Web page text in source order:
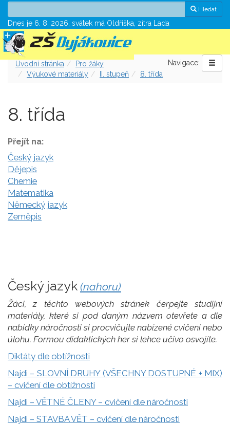
Hledat
Dnes je 6. 8. 2026, svátek má Oldřiška, zítra Lada
Navigace:
Úvodní stránka
Pro žáky
Výukové materiály
II. stupeň 8. třída
8. třída
Přejít na:
Český jazyk
Dějepis
Chemie
Matematika
Německý jazyk
Zeměpis
Český jazyk (nahoru)
Žáci, z těchto webových stránek čerpejte studijní
materiály, které si pod daným názvem otevřete a dle
nabídky náročnosti si procvičujte nabízené cvičení nebo
úlohu. Formou didaktických her si lehce učivo osvojíte.
Diktáty dle obtížnosti
Najdi – SLOVNÍ DRUHY (VŠECHNY DOSTUPNÉ + MIX)
– cvičení dle obtížnosti
Najdi – VĚTNÉ ČLENY – cvičení dle náročnosti
Najdi – STAVBA VĚT – cvičení dle náročnosti